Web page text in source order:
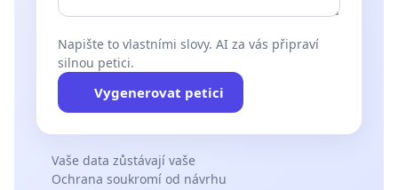
Napište to vlastními slovy. AI za vás připraví
silnou petici.
Vygenerovat petici
Vaše data zůstávají vaše
Ochrana soukromí od návrhu